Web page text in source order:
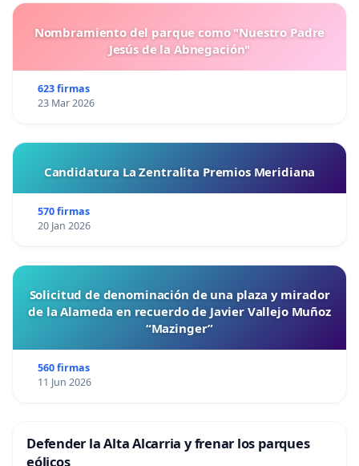
Nombramiento del parque como "Nuestro Padre
Jesús de la Abnegación"
623 firmas
23 Mar 2026
Candidatura La Zentralita Premios Meridiana
570 firmas
20 Jan 2026
Solicitud de denominación de una plaza y mirador
de la Alameda en recuerdo de Javier Vallejo Muñoz
“Mazinger”
560 firmas
11 Jun 2026
Defender la Alta Alcarria y frenar los parques
eólicos